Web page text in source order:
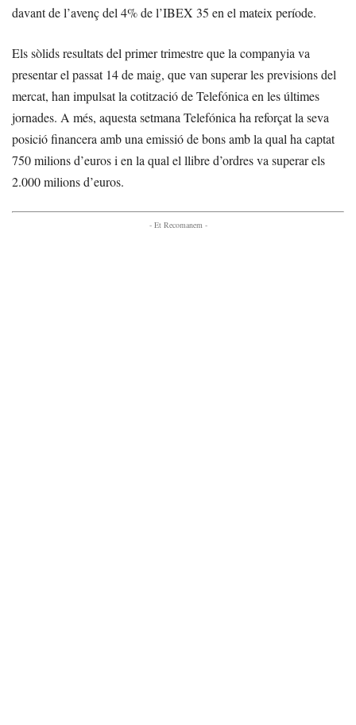
davant de l’avenç del 4% de l’IBEX 35 en el mateix període.
Els sòlids resultats del primer trimestre que la companyia va
presentar el passat 14 de maig, que van superar les previsions del
mercat, han impulsat la cotització de Telefónica en les últimes
jornades. A més, aquesta setmana Telefónica ha reforçat la seva
posició financera amb una emissió de bons amb la qual ha captat
750 milions d’euros i en la qual el llibre d’ordres va superar els
2.000 milions d’euros.
- Et Recomanem -